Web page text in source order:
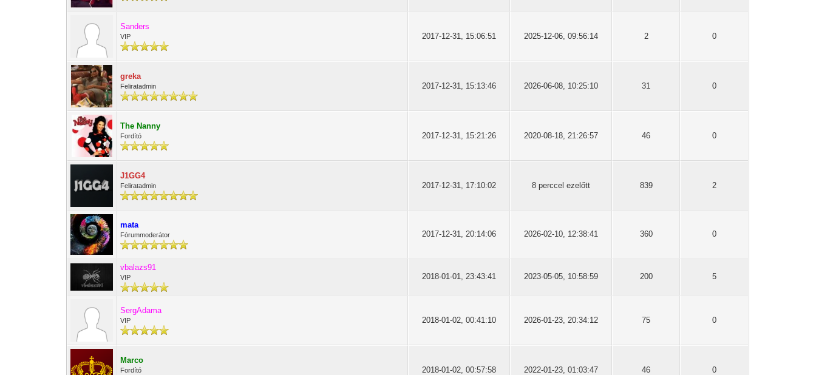
Sanders
VIP 2017-12-31, 15:06:51 2025-12-06, 09:56:14 2 0
greka
Feliratadmin 2017-12-31, 15:13:46 2026-06-08, 10:25:10 31 0
The Nanny
Fordító 2017-12-31, 15:21:26 2020-08-18, 21:26:57 46 0
J1GG4
Feliratadmin 2017-12-31, 17:10:02 8 perccel ezelőtt 839 2
mata
Fórummoderátor 2017-12-31, 20:14:06 2026-02-10, 12:38:41 360 0
vbalazs91
VIP 2018-01-01, 23:43:41 2023-05-05, 10:58:59 200 5
SergAdama
VIP 2018-01-02, 00:41:10 2026-01-23, 20:34:12 75 0
Marco
Fordító 2018-01-02, 00:57:58 2022-01-23, 01:03:47 46 0